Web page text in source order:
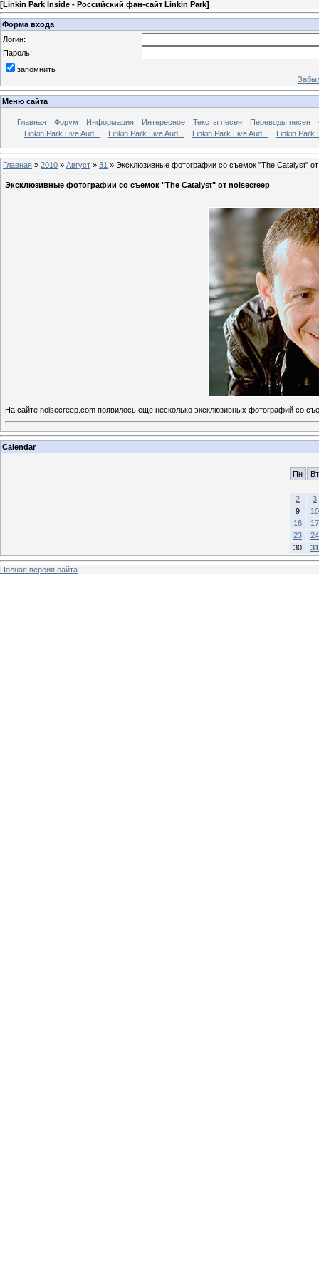
[Linkin Park Inside - Российский фан-сайт Linkin Park]
Форма входа
Логин:
Пароль:
запомнить
Меню сайта
Главная Форум Информация Интересное Тексты песен Переводы песен
Linkin Park Live Aud...
Linkin Park Live Aud... Linkin Park Live Aud... Linkin Park
Главная » 2010 » Август » 31 » Эксклюзивные фотографии со съемок "The Catalyst"
Эксклюзивные фотографии со съемок "The Catalyst" от noisecreep
На сайте noisecreep.com появилось еще несколько эксклюзивных фотографий со
Calendar
Пн
Вт
2
3
9
10
16
17
23
24
30
31
Полная версия сайта